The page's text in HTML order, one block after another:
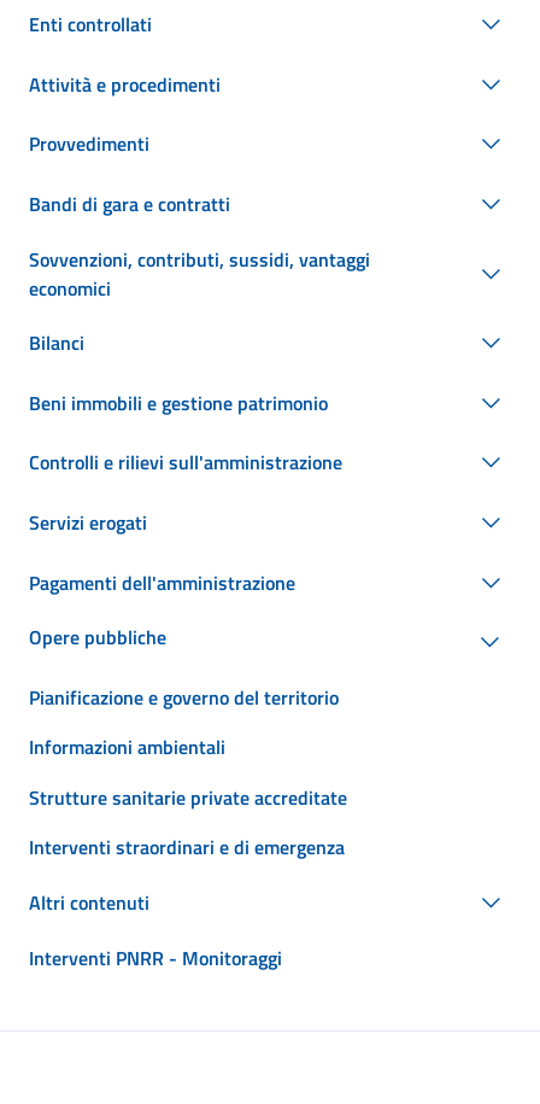
Enti controllati
Attività e procedimenti
Provvedimenti
Bandi di gara e contratti
Sovvenzioni, contributi, sussidi, vantaggi
economici
Bilanci
Beni immobili e gestione patrimonio
Controlli e rilievi sull'amministrazione
Servizi erogati
Pagamenti dell'amministrazione
Opere pubbliche
Pianificazione e governo del territorio
Informazioni ambientali
Strutture sanitarie private accreditate
Interventi straordinari e di emergenza
Altri contenuti
Interventi PNRR - Monitoraggi